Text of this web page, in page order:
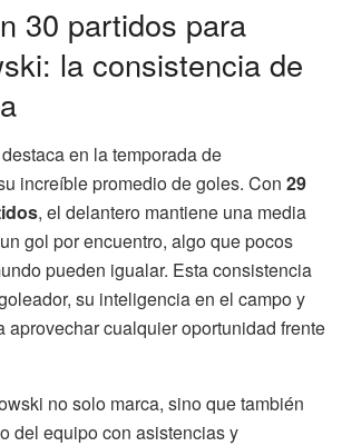
30 partidos para
la consistencia de
en la temporada de
increíble promedio de goles. Con 29
, el delantero mantiene una media
gol por encuentro, algo que pocos
pueden igualar. Esta consistencia
su inteligencia en el campo y
aprovechar cualquier oportunidad frente
no solo marca, sino que también
del equipo con asistencias y